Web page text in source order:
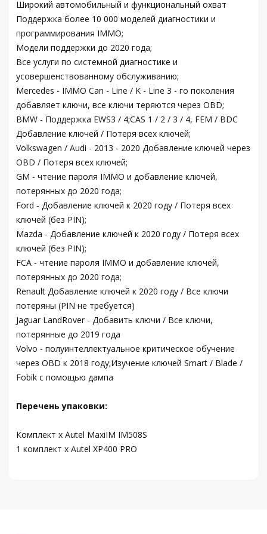
Широкий автомобильный и функциональный охват
Поддержка более 10 000 моделей диагностики и
программирования IMMO;
Модели поддержки до 2020 года;
Все услуги по системной диагностике и
усовершенствованному обслуживанию;
Mercedes - IMMO Can - Line / K - Line 3 - го поколения
добавляет ключи, все ключи теряются через OBD;
BMW - Поддержка EWS3 / 4;CAS 1 / 2 / 3 / 4, FEM / BDC
Добавление ключей / Потеря всех ключей;
Volkswagen / Audi - 2013 - 2020 Добавление ключей через
OBD / Потеря всех ключей;
GM - чтение пароля IMMO и добавление ключей,
потерянных до 2020 года;
Ford - Добавление ключей к 2020 году / Потеря всех
ключей (без PIN);
Mazda - Добавление ключей к 2020 году / Потеря всех
ключей (без PIN);
FCA - чтение пароля IMMO и добавление ключей,
потерянных до 2020 года;
Renault Добавление ключей к 2020 году / Все ключи
потеряны (PIN не требуется)
Jaguar LandRover - Добавить ключи / Все ключи,
потерянные до 2019 года
Volvo - полуинтеллектуальное критическое обучение
через OBD к 2018 году;Изучение ключей Smart / Blade /
Fobik с помощью дампа
Перечень упаковки:
Комплект x Autel MaxiIM IM508S
1 комплект x Autel XP400 PRO